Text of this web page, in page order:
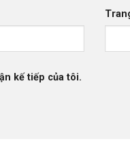
kế tiếp của tôi.